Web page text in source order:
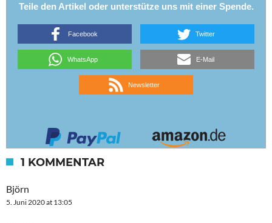
Teile den Artikel oder unterstütze uns mit einer Spende.
Facebook Twitter
WhatsApp E-Mail
Newsletter
1 KOMMENTAR
Björn
5. Juni 2020 at 13:05